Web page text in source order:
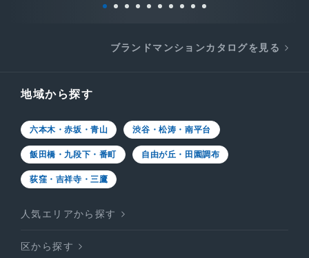
ブランドマンションカタログを見る
地域から探す
六本木・赤坂・青山 渋谷・松涛・南平台
飯田橋・九段下・番町 自由が丘・田園調布
荻窪・吉祥寺・三鷹
人気エリアから探す
区から探す